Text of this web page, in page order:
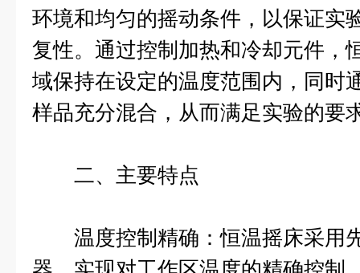
环境和均匀的摇动条件，以保证实
复性。通过控制加热和冷却元件，
域保持在设定的温度范围内，同时
样品充分混合，从而满足实验的要
二、主要特点
温度控制精确：恒温摇床采用